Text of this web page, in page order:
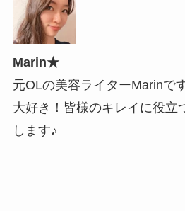
Marin★
元OLの美容ライターMarinで
大好き！皆様のキレイに役立
します♪